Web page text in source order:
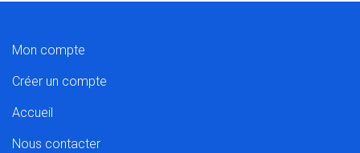
Mon compte
Créer un compte
Accueil
Nous contacter